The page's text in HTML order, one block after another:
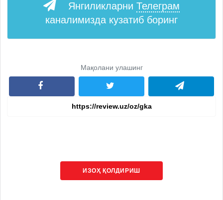
Янгиликларни Телеграм
каналимизда кузатиб боринг
Мақолани улашинг
ИЗОҲ ҚОЛДИРИШ